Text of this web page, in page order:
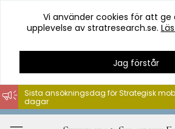
Hoppa
till
Vi använder cookies för att ge
upplevelse av stratresearch.se.
Jag förstår
Sista ansökningsdag för Strategisk
dagar